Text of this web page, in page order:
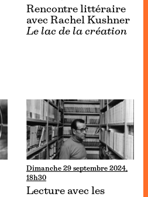
Rencontre littéraire
avec Rachel Kushner
Le lac de la création
Dimanche 29 septembre 2024,
18h30
Lecture avec les